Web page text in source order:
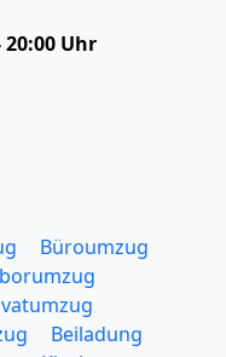
20:00 Uhr
Büroumzug
Beiladung